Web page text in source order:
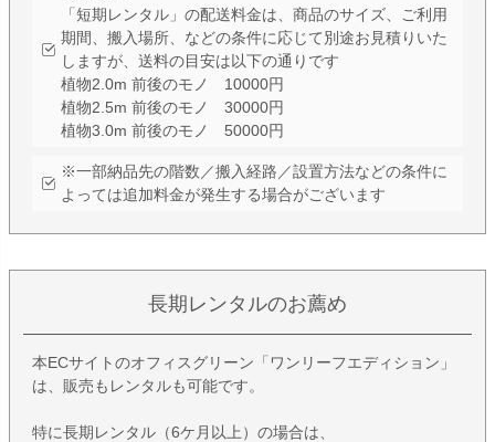
「短期レンタル」の配送料金は、商品のサイズ、ご利用
期間、搬入場所、などの条件に応じて別途お見積りいた
しますが、送料の目安は以下の通りです
植物2.0m 前後のモノ 10000円
植物2.5m 前後のモノ 30000円
植物3.0m 前後のモノ 50000円
※一部納品先の階数／搬入経路／設置方法などの条件に
よっては追加料金が発生する場合がございます
長期レンタルのお薦め
本ECサイトのオフィスグリーン「ワンリーフエディション」
は、販売もレンタルも可能です。
特に長期レンタル（6ケ月以上）の場合は、